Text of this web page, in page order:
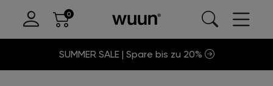
SUMMER SALE | Spare bis zu 20%